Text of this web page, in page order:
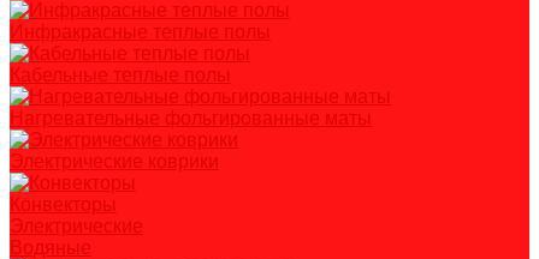
Инфракрасные теплые полы
Кабельные теплые полы
Нагревательные фольгированные маты
Электрические коврики
Конвекторы
Электрические
Водяные